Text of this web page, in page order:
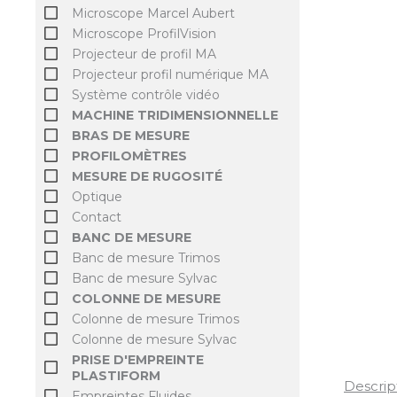
Microscope Marcel Aubert
Microscope ProfilVision
Projecteur de profil MA
Projecteur profil numérique MA
Système contrôle vidéo
MACHINE TRIDIMENSIONNELLE
BRAS DE MESURE
PROFILOMÈTRES
MESURE DE RUGOSITÉ
Optique
Contact
BANC DE MESURE
Banc de mesure Trimos
Banc de mesure Sylvac
COLONNE DE MESURE
Colonne de mesure Trimos
Colonne de mesure Sylvac
PRISE D'EMPREINTE
PLASTIFORM